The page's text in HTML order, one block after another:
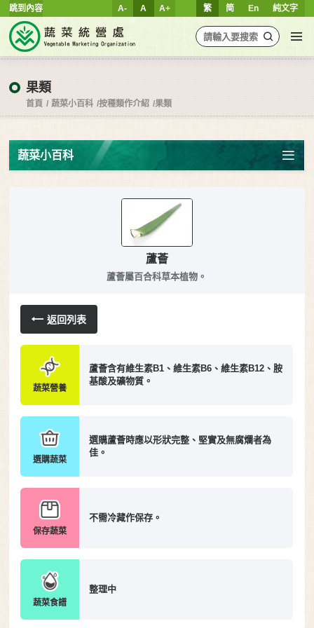
跳到內容 繁 简 En 純文字
A- A A+
果類
首頁 蔬菜小百科 按種類作介紹 果類
蔬菜小百科
蘆薈
蘆薈屬百合科草本植物。
返回列表
蔬菜營養
蘆薈含有維生素B1、維生素B6、維生素B12、胺
基酸及礦物質。
選購蔬菜
選購蘆薈時應以形狀完整、堅實及無腐爛者為
佳。
保存蔬菜
不需冷藏作保存。
蔬菜食譜
整理中